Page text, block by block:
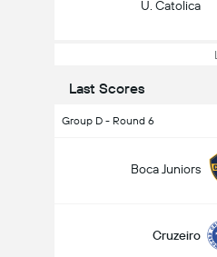
U. Catolica
Last Scores
Group D - Round 6
Boca Juniors
Cruzeiro